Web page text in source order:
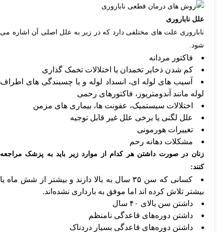
علل ناباروری
ناباروری علت های مختلفی دارد که در زیر به علل اصلی آن اشاره می
شود.
فاکتور مردانه
کم شدن ذخایر تخمدان یا اختلالات تخمک گذاری
آسیب های لوله ای، انسداد لوله و یا چسبندگی های اطراف
لوله مانند آندومتریوز، فاکتورهای رحمی
اختلالات سیستمیک، عفونت ها، بیماری های مزمن
علل لگنی یا برخی علل غیر قابل توجیه
تغییرات هورمونی
مشکلات دهانه رحم
زنان در صورت داشتن هر کدام از موارد زیر باید به پزشک مراجعه
کنند:
کسانی که سن ۳۵ سال به بالا دارند و بیشتر از شش ماه یا
بیشتر تلاش کرده اند اما موفق به بارداری نشده‌اند.
داشتن سن بالای ۴۰ سال
داشتن دوره‌های قاعدگی نامنظم
داشتن دوره‌های قاعدگی بسیار دردناک